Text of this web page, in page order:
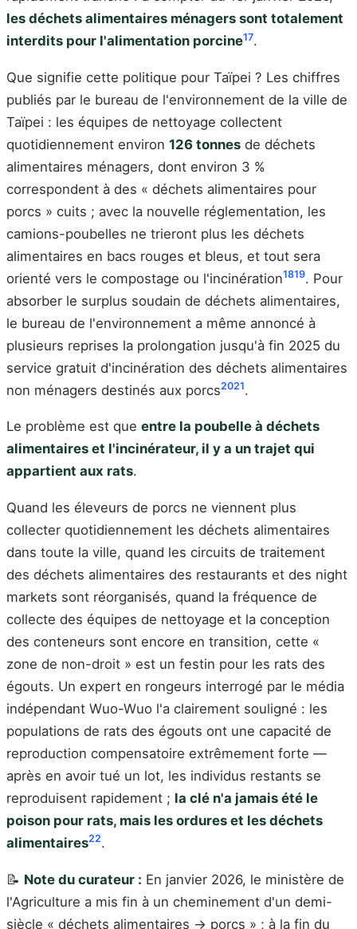
les déchets alimentaires ménagers sont totalement
interdits pour l'alimentation porcine17.
Que signifie cette politique pour Taïpei ? Les chiffres
publiés par le bureau de l'environnement de la ville de
Taïpei : les équipes de nettoyage collectent
quotidiennement environ 126 tonnes de déchets
alimentaires ménagers, dont environ 3 %
correspondent à des « déchets alimentaires pour
porcs » cuits ; avec la nouvelle réglementation, les
camions-poubelles ne trieront plus les déchets
alimentaires en bacs rouges et bleus, et tout sera
orienté vers le compostage ou l'incinération1819. Pour
absorber le surplus soudain de déchets alimentaires,
le bureau de l'environnement a même annoncé à
plusieurs reprises la prolongation jusqu'à fin 2025 du
service gratuit d'incinération des déchets alimentaires
non ménagers destinés aux porcs2021.
Le problème est que entre la poubelle à déchets
alimentaires et l'incinérateur, il y a un trajet qui
appartient aux rats.
Quand les éleveurs de porcs ne viennent plus
collecter quotidiennement les déchets alimentaires
dans toute la ville, quand les circuits de traitement
des déchets alimentaires des restaurants et des night
markets sont réorganisés, quand la fréquence de
collecte des équipes de nettoyage et la conception
des conteneurs sont encore en transition, cette «
zone de non-droit » est un festin pour les rats des
égouts. Un expert en rongeurs interrogé par le média
indépendant Wuo-Wuo l'a clairement souligné : les
populations de rats des égouts ont une capacité de
reproduction compensatoire extrêmement forte —
après en avoir tué un lot, les individus restants se
reproduisent rapidement ; la clé n'a jamais été le
poison pour rats, mais les ordures et les déchets
alimentaires22.
📝 Note du curateur : En janvier 2026, le ministère de
l'Agriculture a mis fin à un cheminement d'un demi-
siècle « déchets alimentaires → porcs » ; à la fin du